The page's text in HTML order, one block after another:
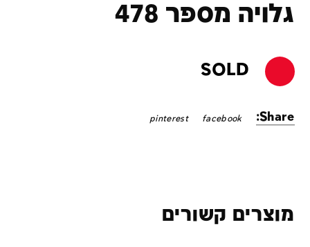
גלויה מספר 478
SOLD
Share:
facebook
pinterest
מוצרים קשורים